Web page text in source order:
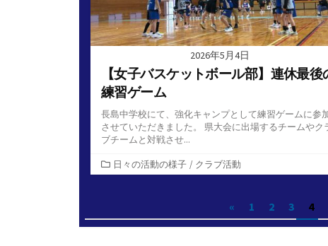
2026年5月4日
【女子バスケットボール部】連休最後
練習ゲーム
長島中学校にて、強化キャンプとして練習ゲームに参
させていただきました。 県大会に出場するチームやク
ブチームと対戦させ...
カ
テ
ー
日々の活動の様子 / クラブ活動
稿
« 1 2 3 4